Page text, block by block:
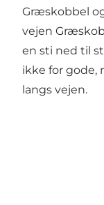
Græskobbel
vejen
en sti ned til
ikke for gode,
langs vejen.